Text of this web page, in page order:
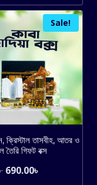
Sale!
ক্রিস্টাল তাসবীহ, আতর ও
তৈরি গিফট বক্স
Original
690.00৳